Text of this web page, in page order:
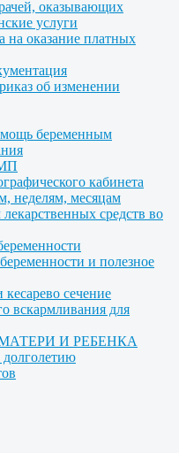
оказывающих
услуги
на оказание платных
об изменении
беременным
кабинета
неделям, месяцам
средств во
и полезное
кесарево сечение
вскармливания для
И РЕБЕНКА
долголетию